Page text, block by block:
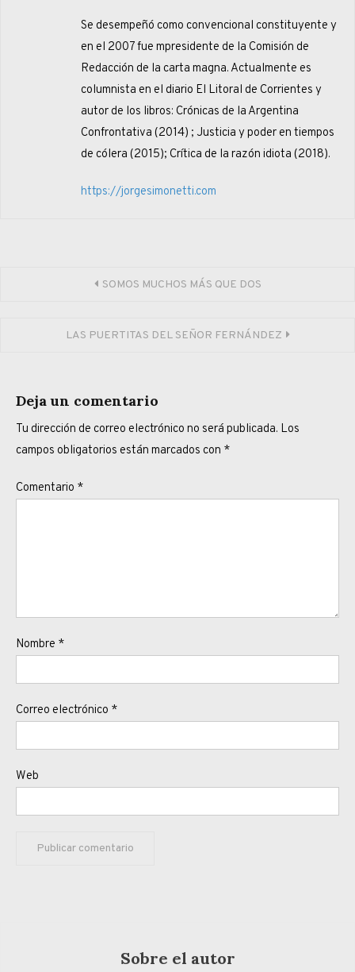
Se desempeñó como convencional constituyente y
en el 2007 fue mpresidente de la Comisión de
Redacción de la carta magna. Actualmente es
columnista en el diario El Litoral de Corrientes y
autor de los libros: Crónicas de la Argentina
Confrontativa (2014) ; Justicia y poder en tiempos
de cólera (2015); Crítica de la razón idiota (2018).
https://jorgesimonetti.com
NavegaciónSOMOS MUCHOS MÁS QUE DOS
LAS PUERTITAS DEL SEÑOR FERNÁNDEZ
Deja un comentario
Tu dirección de correo electrónico no será publicada. Los
campos obligatorios están marcados con *
Comentario *
Nombre *
Correo electrónico *
Web
Sobre el autor